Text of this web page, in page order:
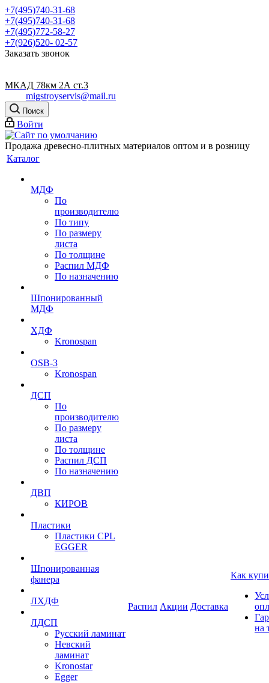
+7(495)740-31-68
+7(495)740-31-68
+7(495)772-58-27
+7(926)520- 02-57
Заказать звонок
МКАД 78км 2А ст.3
migstroyservis@mail.ru
Поиск
Войти
Продажа древесно-плитных материалов оптом и в розницу
Каталог
МДФ
По
производителю
По типу
По размеру
листа
По толщине
Распил МДФ
По назначению
Шпонированный
МДФ
ХДФ
Kronospan
OSB-3
Kronospan
ДСП
По
производителю
По размеру
листа
По толщине
Распил ДСП
По назначению
ДВП
КИРОВ
Пластики
Пластики CPL
EGGER
Шпонированная
фанера
ЛХДФ
ЛДСП
Русский ламинат
Невский
ламинат
Kronostar
Egger
Распил Акции Доставка
Как
на